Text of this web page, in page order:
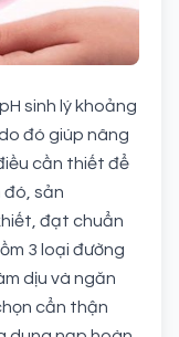
sinh lý khoảng
đó giúp nâng
cần thiết để
đó, sản
đạt chuẩn
3 loại đường
dịu và ngăn
cẩn thận